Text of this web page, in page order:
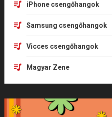
iPhone csengőhangok
Samsung csengőhangok
Vicces csengőhangok
Magyar Zene